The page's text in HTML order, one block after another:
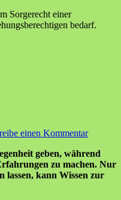
Sorgerecht einer
bedarf.
einen Kommentar
geben, während
zu machen. Nur
lassen, kann Wissen zur